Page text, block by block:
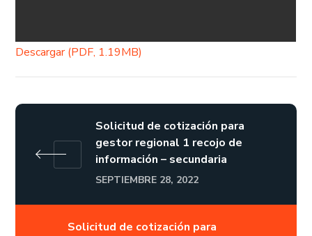
Descargar (PDF, 1.19MB)
Solicitud de cotización para
gestor regional 1 recojo de
información – secundaria
SEPTIEMBRE 28, 2022
Solicitud de cotización para